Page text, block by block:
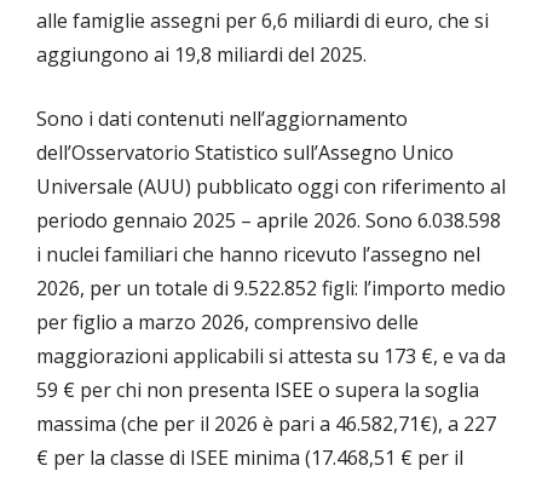
alle famiglie assegni per 6,6 miliardi di euro, che si
aggiungono ai 19,8 miliardi del 2025.
Sono i dati contenuti nell’aggiornamento
dell’Osservatorio Statistico sull’Assegno Unico
Universale (AUU) pubblicato oggi con riferimento al
periodo gennaio 2025 – aprile 2026. Sono 6.038.598
i nuclei familiari che hanno ricevuto l’assegno nel
2026, per un totale di 9.522.852 figli: l’importo medio
per figlio a marzo 2026, comprensivo delle
maggiorazioni applicabili si attesta su 173 €, e va da
59 € per chi non presenta ISEE o supera la soglia
massima (che per il 2026 è pari a 46.582,71€), a 227
€ per la classe di ISEE minima (17.468,51 € per il